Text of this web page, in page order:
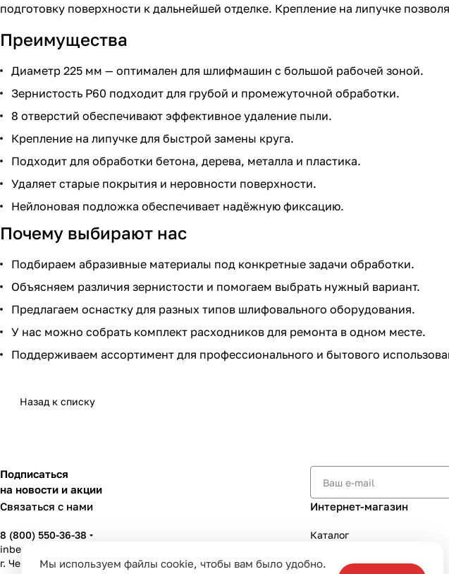
Мы используем файлы cookie, чтобы вам было удобно.
подготовку поверхности к дальнейшей отделке. Крепление на липучке
Преимущества
Диаметр 225 мм — оптимален для шлифмашин с большой рабочей зоной.
Зернистость P60 подходит для грубой и промежуточной обработки.
8 отверстий обеспечивают эффективное удаление пыли.
Крепление на липучке для быстрой замены круга.
Подходит для обработки бетона, дерева, металла и пластика.
Удаляет старые покрытия и неровности поверхности.
Нейлоновая подложка обеспечивает надёжную фиксацию.
Почему выбирают нас
Подбираем абразивные материалы под конкретные задачи обработки.
Объясняем различия зернистости и помогаем выбрать нужный вариант.
Предлагаем оснастку для разных типов шлифовального оборудования.
У нас можно собрать комплект расходников для ремонта в одном месте.
Поддерживаем ассортимент для профессионального и бытового
Назад к списку
Подписаться
на новости и акции
Связаться с нами
8 (800) 550-36-38
inbenzo35@list.ru
г. Череповец, ул. Вологодская, д. 50А
Интернет-магазин
Каталог
Бренды